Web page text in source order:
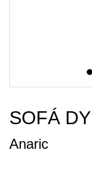
SOFÁ
Anaric